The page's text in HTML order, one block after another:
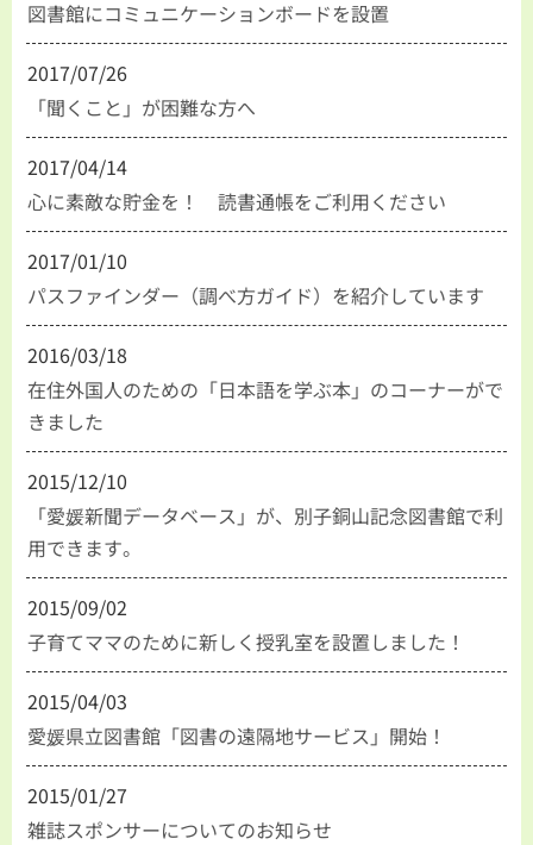
図書館にコミュニケーションボードを設置
2017/07/26
「聞くこと」が困難な方へ
2017/04/14
心に素敵な貯金を！ 読書通帳をご利用ください
2017/01/10
パスファインダー（調べ方ガイド）を紹介しています
2016/03/18
在住外国人のための「日本語を学ぶ本」のコーナーがで
きました
2015/12/10
「愛媛新聞データベース」が、別子銅山記念図書館で利
用できます。
2015/09/02
子育てママのために新しく授乳室を設置しました！
2015/04/03
愛媛県立図書館「図書の遠隔地サービス」開始！
2015/01/27
雑誌スポンサーについてのお知らせ